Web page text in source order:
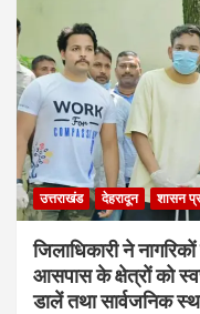
उत्तराखंड देहरादून शासन
जिलाधिकारी ने
आसपास के क्षेत्रों को
डालें तथा सार्वजनिक